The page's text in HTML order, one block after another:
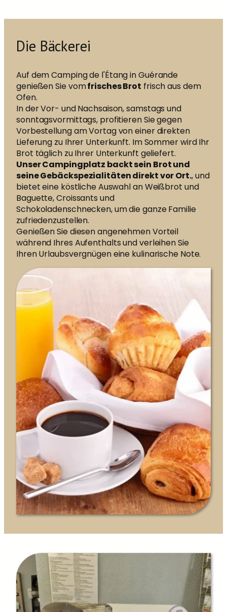
Die Bäckerei
Auf dem Camping de l'Étang in Guérande
genießen Sie vomfrisches Brot frisch aus dem
Ofen.
In der Vor- und Nachsaison, samstags und
sonntagsvormittags, profitieren Sie gegen
Vorbestellung am Vortag von einer direkten
Lieferung zu Ihrer Unterkunft. Im Sommer wird Ihr
Brot täglich zu Ihrer Unterkunft geliefert.
Unser Campingplatz backt sein Brot und
seine Gebäckspezialitäten direkt vor Ort., und
bietet eine köstliche Auswahl an Weißbrot und
Baguette, Croissants und
Schokoladenschnecken, um die ganze Familie
zufriedenzustellen.
Genießen Sie diesen angenehmen Vorteil
während Ihres Aufenthalts und verleihen Sie
Ihren Urlaubsvergnügen eine kulinarische Note.